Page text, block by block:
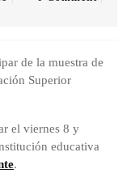
de la muestra de
Superior
el viernes 8 y
educativa
.